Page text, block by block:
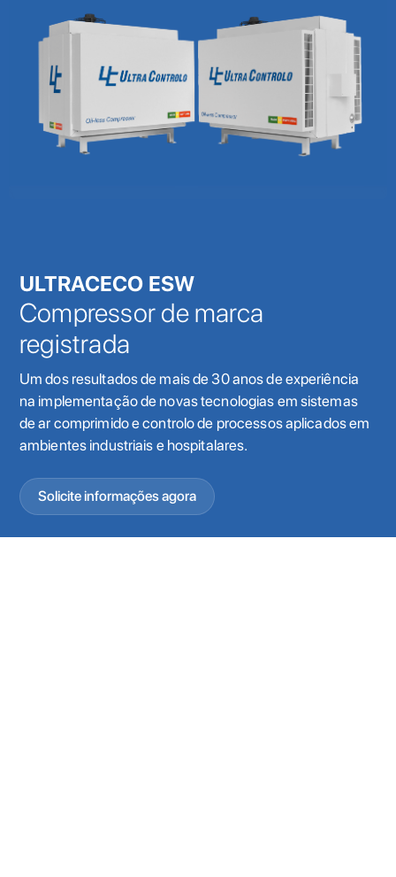
ULTRACECO ESW
Compressor de marca
registrada
Um dos resultados de mais de 30 anos de experiência
na implementação de novas tecnologias em sistemas
de ar comprimido e controlo de processos aplicados em
ambientes industriais e hospitalares.
Solicite informações agora